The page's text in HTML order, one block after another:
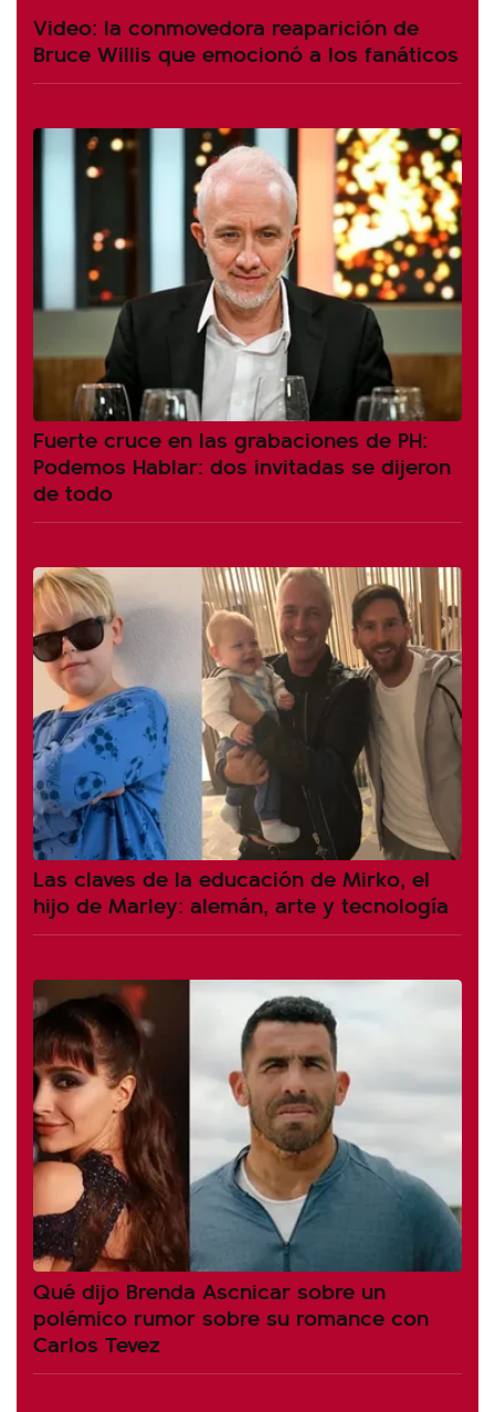
Video: la conmovedora reaparición de
Bruce Willis que emocionó a los fanáticos
Fuerte cruce en las grabaciones de PH:
Podemos Hablar: dos invitadas se dijeron
de todo
Las claves de la educación de Mirko, el
hijo de Marley: alemán, arte y tecnología
Qué dijo Brenda Ascnicar sobre un
polémico rumor sobre su romance con
Carlos Tevez